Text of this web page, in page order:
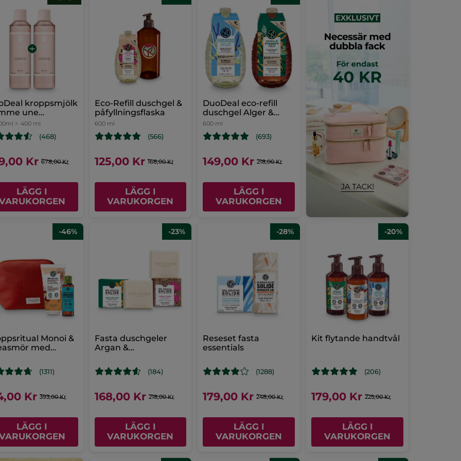
kroppsmjölk
une
= 400 ml
(468)
Kr 678,00 Kr
LÄGG I
Eco-Refill duschgel &
påfyllningsflaska
600 ml
(566)
125,00 Kr 168,00 Kr
LÄGG I
VARUKORGEN
DuoDeal eco-refill
duschgel Alger &
Bourbonvanilj
600 ml
(693)
149,00 Kr 218,00 Kr
LÄGG I
VARUKORGEN
-46%
Monoi &
med
(1311)
Kr 393,00 Kr
LÄGG I
-23%
Fasta duschgeler
Argan &
(184)
168,00 Kr 218,00 Kr
LÄGG I
VARUKORGEN
-28%
Reseset fasta
essentials
(1288)
179,00 Kr 248,00 Kr
LÄGG I
VARUKORGEN
-20%
Kit flytande handtvål
(206)
179,00 Kr 225,00 Kr
LÄGG I
VARUKORGEN